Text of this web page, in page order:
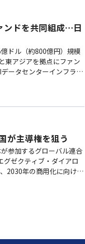
ンドを共同組成…日
ドル（約800億円）規模
東アジアを拠点にファン
ータセンターインフラ、
ップへ投資する。ソニ
SKハイニックスも参加
が主導権を狙う
参加するグローバル連合
グゼクティブ・ダイアロ
2030年の商用化に向けた
を主導してきた韓国の
わせたキックオフ会議